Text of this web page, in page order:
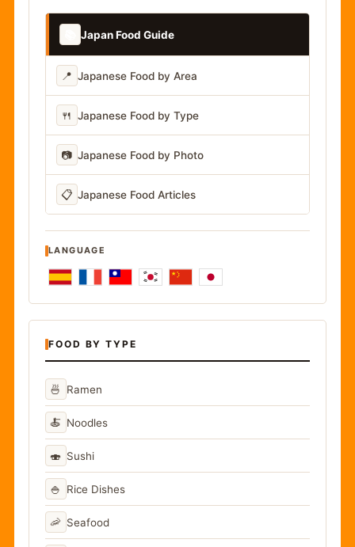
Japan Food Guide
📍 Japanese Food by Area
🍴 Japanese Food by Type
📷 Japanese Food by Photo
📋 Japanese Food Articles
LANGUAGE
FOOD BY TYPE
🍜 Ramen
🍝 Noodles
🍣 Sushi
🍚 Rice Dishes
🦐 Seafood